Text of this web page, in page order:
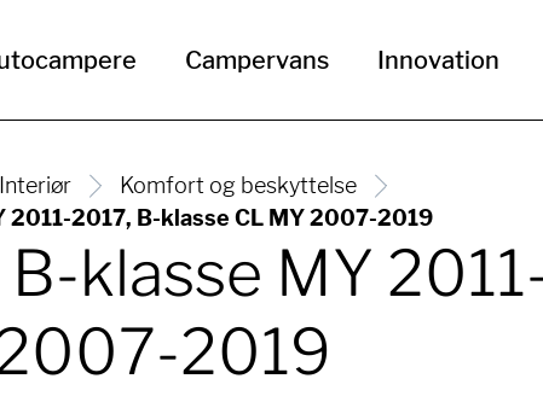
Campervans Innovation
Interiør
Komfort og beskyttelse
2011-2017, B-klasse CL MY 2007-2019
klasse MY
2019